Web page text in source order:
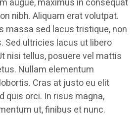
augue, maximus in consequat
nibh. Aliquam erat volutpat.
massa sed lacus tristique, non
Sed ultricies lacus ut libero
nisi tellus, posuere vel mattis
Nullam elementum
Cras at justo eu elit
quis orci. In risus magna,
ut, finibus et nunc.